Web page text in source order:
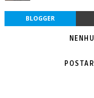
BLOGGER